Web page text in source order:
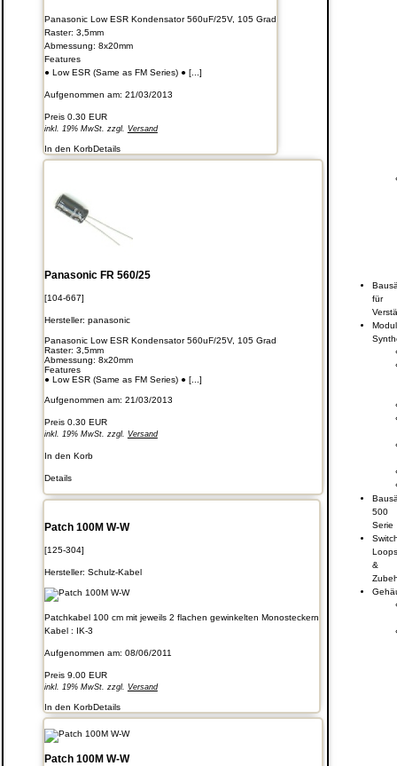
Panasonic Low ESR Kondensator 560uF/25V, 105 Grad
Raster: 3,5mm
Abmessung: 8x20mm
Features
● Low ESR (Same as FM Series) ● [...]
Aufgenommen am: 21/03/2013
Preis 0.30 EUR
inkl. 19% MwSt. zzgl. Versand
In den KorbDetails
Panasonic FR 560/25
[104-667]
Hersteller: panasonic
Panasonic Low ESR Kondensator 560uF/25V, 105 Grad
Raster: 3,5mm
Abmessung: 8x20mm
Features
● Low ESR (Same as FM Series) ● [...]
Aufgenommen am: 21/03/2013
Preis 0.30 EUR
inkl. 19% MwSt. zzgl. Versand
In den Korb
Details
Patch 100M W-W
[125-304]
Hersteller: Schulz-Kabel
Patchkabel 100 cm mit jeweils 2 flachen gewinkelten Monosteckern
Kabel : IK-3
Aufgenommen am: 08/06/2011
Preis 9.00 EUR
inkl. 19% MwSt. zzgl. Versand
In den KorbDetails
Patch 100M W-W
für
500
Serie
&